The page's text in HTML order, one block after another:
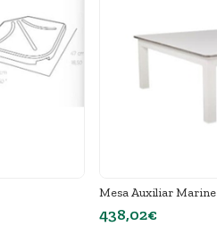
Mesa Auxiliar Marine
438,02€